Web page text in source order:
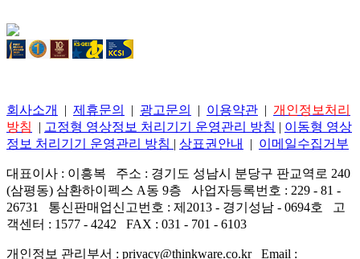
회사소개 | 제휴문의 | 광고문의 | 이용약관 | 개인정보처리
방침
| 고정형 영상정보 처리기기 운영관리 방침 | 이동형 영상
정보 처리기기 운영관리 방침 | 상표권안내 | 이메일수집거부
대표이사 : 이흥복 주소 : 경기도 성남시 분당구 판교역로 240
(삼평동) 삼환하이펙스 A동 9층 사업자등록번호 : 229 - 81 -
26731 통신판매업신고번호 : 제2013 - 경기성남 - 0694호 고
객센터 : 1577 - 4242 FAX : 031 - 701 - 6103
개인정보 관리부서 : privacy@thinkware.co.kr Email :